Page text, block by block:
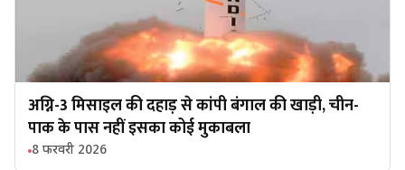
अग्नि-3 मिसाइल की दहाड़ से कांपी बंगाल की खाड़ी, चीन-
पाक के पास नहीं इसका कोई मुकाबला
8 फरवरी 2026